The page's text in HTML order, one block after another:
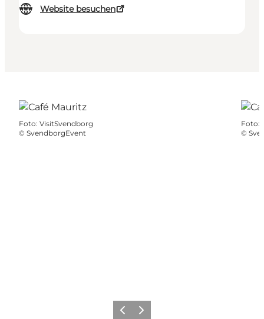
Website besuchen
Foto: VisitSvendborg
© SvendborgEvent
Foto:
©
Vorherige Folie
Nächste Folie